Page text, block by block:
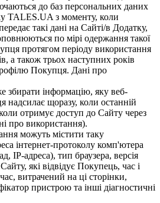
до баз персональних даних
TALES.UA з моменту, коли
такі дані на Сайті/в Додатку,
по мірі одержання такої
протягом періоду використання
а також трьох наступних років
Покупця. Дані про
збирати інформацію, яку веб-
надсилає щоразу, коли останній
отримує доступ до Сайту через
про використання).
можуть містити таку
інтернет-протоколу комп'ютера
IP-адреса), тип браузера, версія
які відвідує Покупець, час і
витрачений на ці сторінки,
пристрою та інші діагностичні